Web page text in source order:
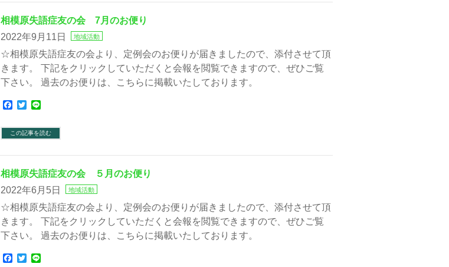
相模原失語症友の会 7月のお便り
2022年9月11日
地域活動
☆相模原失語症友の会より、定例会のお便りが届きましたので、添付させて頂
きます。 下記をクリックしていただくと会報を閲覧できますので、ぜひご覧
下さい。 過去のお便りは、こちらに掲載いたしております。
Facebook
Twitter
この記事を読む
相模原失語症友の会 ５月のお便り
2022年6月5日
地域活動
☆相模原失語症友の会より、定例会のお便りが届きましたので、添付させて頂
きます。 下記をクリックしていただくと会報を閲覧できますので、ぜひご覧
下さい。 過去のお便りは、こちらに掲載いたしております。
Facebook
Twitter